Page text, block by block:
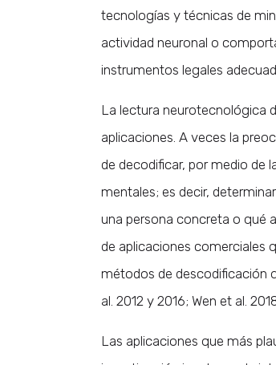
tecnologías y técnicas de
actividad neuronal o
instrumentos legales
La lectura neurotecnológica
aplicaciones. A veces la
de decodificar, por medio de
mentales; es decir,
una persona concreta o qué
de aplicaciones comerciales
métodos de descodificación
al. 2012 y 2016; Wen et al.
Las aplicaciones que más